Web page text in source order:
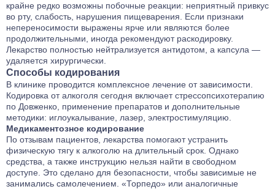
крайне редко возможны побочные реакции: неприятный привкус
во рту, слабость, нарушения пищеварения. Если признаки
непереносимости выражены ярче или являются более
продолжительными, иногда рекомендуют раскодировку.
Лекарство полностью нейтрализуется антидотом, а капсула —
удаляется хирургически.
Способы кодирования
В клинике проводится комплексное лечение от зависимости.
Кодировка от алкоголя сегодня включает стрессопсихотерапию
по Довженко, применение препаратов и дополнительные
методики: иглоукалывание, лазер, электростимуляцию.
Медикаментозное кодирование
По отзывам пациентов, лекарства помогают устранить
физическую тягу к алкоголю на длительный срок. Однако
средства, а также инструкцию нельзя найти в свободном
доступе. Это сделано для безопасности, чтобы зависимые не
занимались самолечением. «Торпедо» или аналогичные